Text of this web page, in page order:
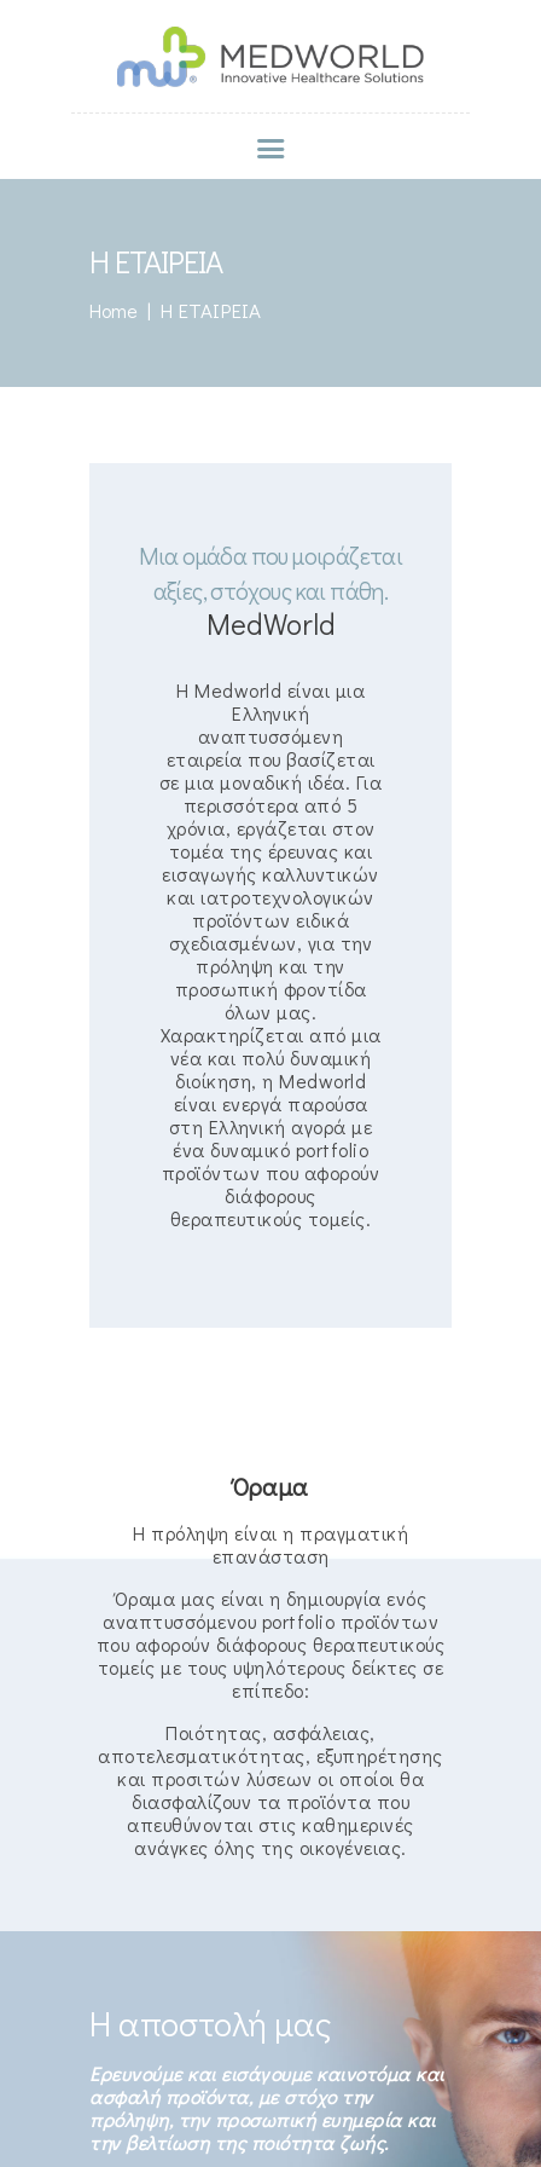
Η ΕΤΑΙΡΕΙΑ
Home Η ΕΤΑΙΡΕΙΑ
MEDWORLD
ΑΡΧΙΚΗ
BRANDS
PROMO PACKS
ΣΥΜΒΟΥΛΕΣ ΕΥΕΞΙΑΣ
Μια ομάδα που μοιράζεται
αξίες, στόχους και πάθη.
MedWorld
Η Medworld είναι μια
Ελληνική
αναπτυσσόμενη
εταιρεία που βασίζεται
σε μια μοναδική ιδέα. Για
περισσότερα από 5
χρόνια, εργάζεται στον
τομέα της έρευνας και
εισαγωγής καλλυντικών
και ιατροτεχνολογικών
προϊόντων ειδικά
σχεδιασμένων, για την
πρόληψη και την
προσωπική φροντίδα
όλων μας.
Χαρακτηρίζεται από μια
νέα και πολύ δυναμική
διοίκηση, η Medworld
είναι ενεργά παρούσα
στη Ελληνική αγορά με
ένα δυναμικό portfolio
προϊόντων που αφορούν
διάφορους
θεραπευτικούς τομείς.
Όραμα
Η πρόληψη είναι η πραγματική
επανάσταση
Όραμα μας είναι η δημιουργία ενός
αναπτυσσόμενου portfolio προϊόντων
που αφορούν διάφορους θεραπευτικούς
τομείς με τους υψηλότερους δείκτες σε
επίπεδο:
Ποιότητας, ασφάλειας,
αποτελεσματικότητας, εξυπηρέτησης
και προσιτών λύσεων οι οποίοι θα
διασφαλίζουν τα προϊόντα που
απευθύνονται στις καθημερινές
ανάγκες όλης της οικογένειας.
H αποστολή μας
Ερευνούμε και εισάγουμε καινοτόμα και
ασφαλή προϊόντα, με στόχο την
πρόληψη, την προσωπική ευημερία και
την βελτίωση της ποιότητα ζωής.